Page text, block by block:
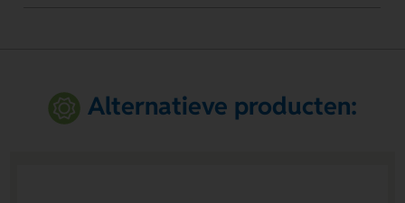
Alternatieve producten: